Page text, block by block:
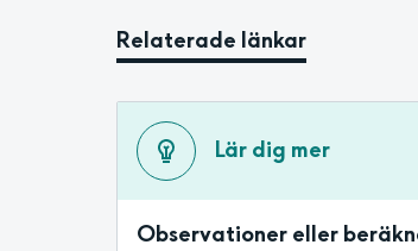
Relaterade länkar
Lär dig mer
Observationer eller